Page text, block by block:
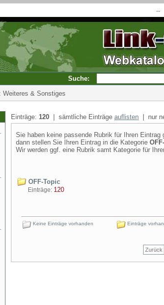
--
Suche:
Weiteres & Sonstiges
Einträge: 120 | sämtliche Einträge auflisten | nur
Sie haben keine passende Rubrik für Ihren Eintrag
dann stellen Sie Ihren Eintrag in die Kategorie
Wir werden ggf. eine Rubrik samt Kategorie für
OFF-Topic
Einträge: 120
Keine Einträge vorhanden Einträge
Zurück